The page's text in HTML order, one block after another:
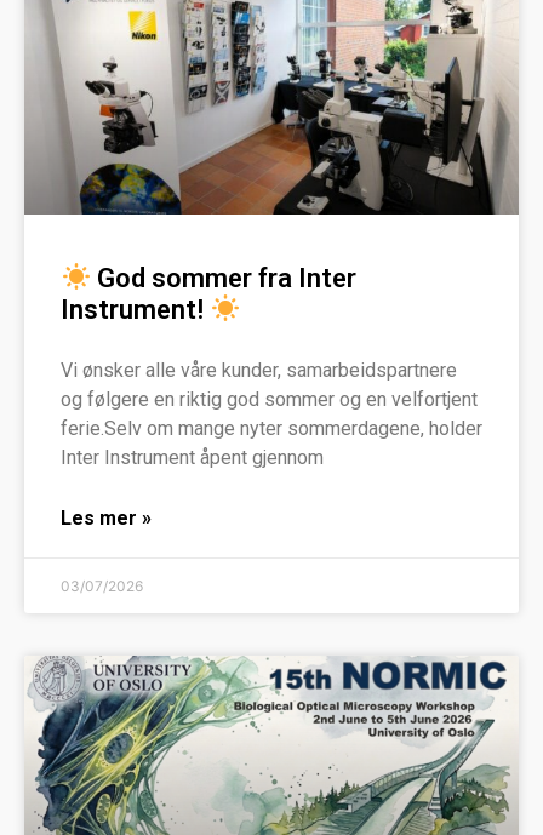
God sommer fra Inter
Instrument!
Vi ønsker alle våre kunder, samarbeidspartnere
og følgere en riktig god sommer og en velfortjent
ferie.Selv om mange nyter sommerdagene, holder
Inter Instrument åpent gjennom
Les mer »
03/07/2026